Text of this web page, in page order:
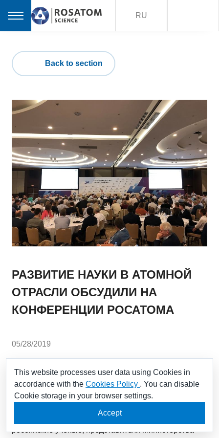
RU
Back to section
РАЗВИТИЕ НАУКИ В АТОМНОЙ
ОТРАСЛИ ОБСУДИЛИ НА
КОНФЕРЕНЦИИ РОСАТОМА
05/28/2019
Современное состояние и перспективы развития
прикладной и фундаментальной науки, а так же
вопросы создания передовых технологий в
отечественной атомной отрасли, ведущие
российские ученые, представители Министерства
This website processes user data using Cookies in
accordance with the Cookies Policy . You can disable
Cookie storage in your browser settings.
Accept